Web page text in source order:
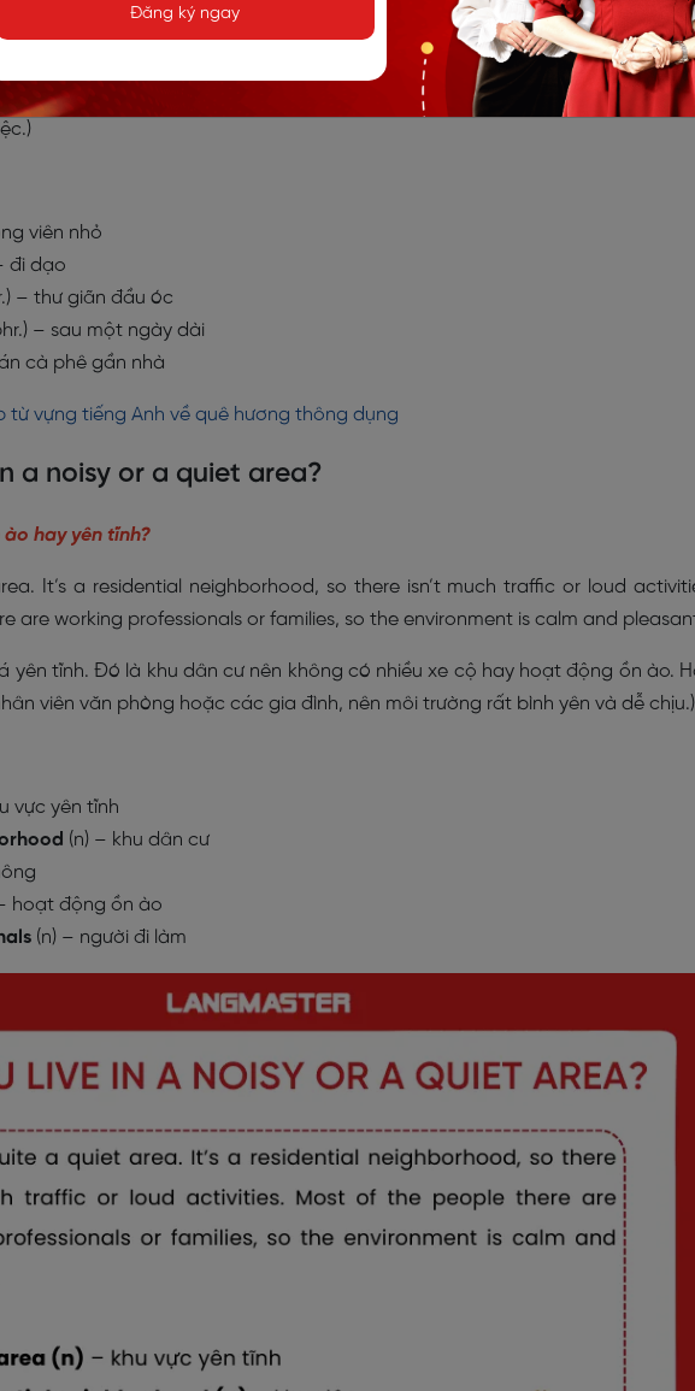
công viên nhỏ gần nhà. Nó không quá lớn nhưng là nơi tuyệt vời để tôi đi
một ngày dài. Thỉnh thoảng tôi cũng ghé một quán cà phê gần đó để uống
viên nhỏ
đi dạo
– thư giãn đầu óc
– sau một ngày dài
cà phê gần nhà
từ vựng tiếng Anh về quê hương thông dụng
a noisy or a quiet area?
hay yên tĩnh?
It’s a residential neighborhood, so there isn’t much traffic or loud
are working professionals or families, so the environment is calm and
yên tĩnh. Đó là khu dân cư nên không có nhiều xe cộ hay hoạt động ồn ào.
viên văn phòng hoặc các gia đình, nên môi trường rất bình yên và dễ chịu.)
vực yên tĩnh
(n) – khu dân cư
hoạt động ồn ào
(n) – người đi làm
Đăng ký ngay